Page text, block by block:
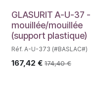
GLASURIT A-U-37 -
mouillée/mouillée
(support plastique)
Réf. A-U-373 (#BASLAC#)
167,42 € 174,40€